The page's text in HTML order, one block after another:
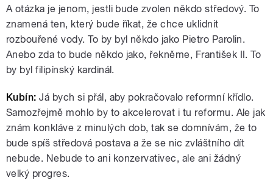
A otázka je jenom, jestli bude zvolen někdo středový. To
znamená ten, který bude říkat, že chce uklidnit
rozbouřené vody. To by byl někdo jako Pietro Parolin.
Anebo zda to bude někdo jako, řekněme, František II. To
by byl filipínský kardinál.
Kubín: Já bych si přál, aby pokračovalo reformní křídlo.
Samozřejmě mohlo by to akcelerovat i tu reformu. Ale jak
znám konkláve z minulých dob, tak se domnívám, že to
bude spíš středová postava a že se nic zvláštního dít
nebude. Nebude to ani konzervativec, ale ani žádný
velký progres.